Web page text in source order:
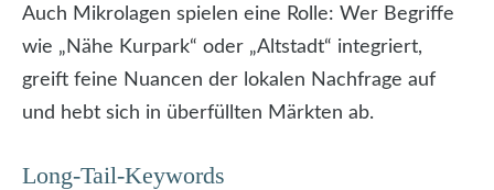
Auch Mikrolagen spielen eine Rolle: Wer Begriffe
wie „Nähe Kurpark“ oder „Altstadt“ integriert,
greift feine Nuancen der lokalen Nachfrage auf
und hebt sich in überfüllten Märkten ab.
Long-Tail-Keywords